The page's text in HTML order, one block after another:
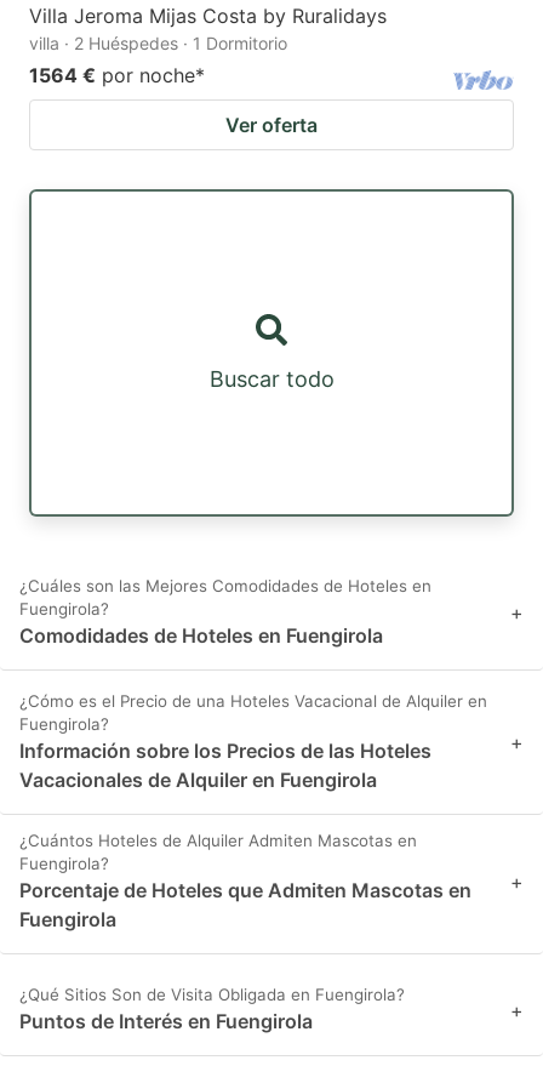
Villa Jeroma Mijas Costa by Ruralidays
villa · 2 Huéspedes · 1 Dormitorio
1564 € por noche*
Ver oferta
Buscar todo
¿Cuáles son las Mejores Comodidades de Hoteles en
Fuengirola?
Comodidades de Hoteles en Fuengirola
+
¿Cómo es el Precio de una Hoteles Vacacional de Alquiler en
Fuengirola?
Información sobre los Precios de las Hoteles
Vacacionales de Alquiler en Fuengirola
+
¿Cuántos Hoteles de Alquiler Admiten Mascotas en
Fuengirola?
Porcentaje de Hoteles que Admiten Mascotas en
Fuengirola
+
¿Qué Sitios Son de Visita Obligada en Fuengirola?
Puntos de Interés en Fuengirola +